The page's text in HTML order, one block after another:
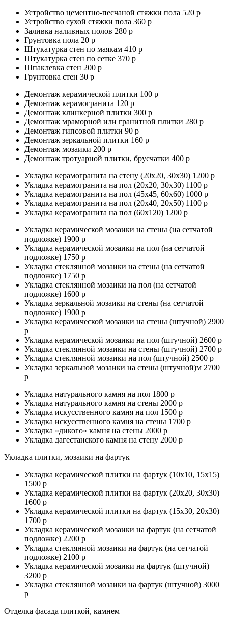
Устройство цементно-песчаной стяжки пола 520 р
Устройство сухой стяжки пола 360 р
Заливка наливных полов 280 р
Грунтовка пола 20 р
Штукатурка стен по маякам 410 р
Штукатурка стен по сетке 370 р
Шпаклевка стен 200 р
Грунтовка стен 30 р
Демонтаж керамической плитки 100 р
Демонтаж керамогранита 120 р
Демонтаж клинкерной плитки 300 р
Демонтаж мраморной или гранитной плитки 280 р
Демонтаж гипсовой плитки 90 р
Демонтаж зеркальной плитки 160 р
Демонтаж мозаики 200 р
Демонтаж тротуарной плитки, брусчатки 400 р
Укладка керамогранита на стену (20х20, 30х30) 1200 р
Укладка керамогранита на пол (20х20, 30х30) 1100 р
Укладка керамогранита на пол (45х45, 60х60) 1000 р
Укладка керамогранита на пол (20х40, 20х50) 1100 р
Укладка керамогранита на пол (60х120) 1200 р
Укладка керамической мозаики на стены (на сетчатой
подложке) 1900 р
Укладка керамической мозаики на пол (на сетчатой
подложке) 1750 р
Укладка стеклянной мозаики на стены (на сетчатой
подложке) 1750 р
Укладка стеклянной мозаики на пол (на сетчатой
подложке) 1600 р
Укладка зеркальной мозаики на стены (на сетчатой
подложке) 1900 р
Укладка керамической мозаики на стены (штучной) 2900
р
Укладка керамической мозаики на пол (штучной) 2600 р
Укладка стеклянной мозаики на стены (штучной) 2700 р
Укладка стеклянной мозаики на пол (штучной) 2500 р
Укладка зеркальной мозаики на стены (штучной)м 2700
р
Укладка натурального камня на пол 1800 р
Укладка натурального камня на стены 2000 р
Укладка искусственного камня на пол 1500 р
Укладка искусственного камня на стены 1700 р
Укладка «дикого» камня на стены 2000 р
Укладка дагестанского камня на стену 2000 р
Укладка плитки, мозаики на фартук
Укладка керамической плитки на фартук (10х10, 15х15)
1500 р
Укладка керамической плитки на фартук (20х20, 30х30)
1600 р
Укладка керамической плитки на фартук (15х30, 20х30)
1700 р
Укладка керамической мозаики на фартук (на сетчатой
подложке) 2200 р
Укладка стеклянной мозаики на фартук (на сетчатой
подложке) 2100 р
Укладка керамической мозаики на фартук (штучной)
3200 р
Укладка стеклянной мозаики на фартук (штучной) 3000
р
Отделка фасада плиткой, камнем